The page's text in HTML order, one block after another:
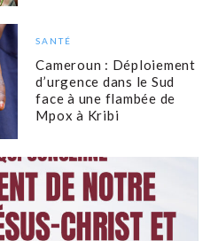
SANTÉ
Cameroun : Déploiement
d’urgence dans le Sud
face à une flambée de
Mpox à Kribi